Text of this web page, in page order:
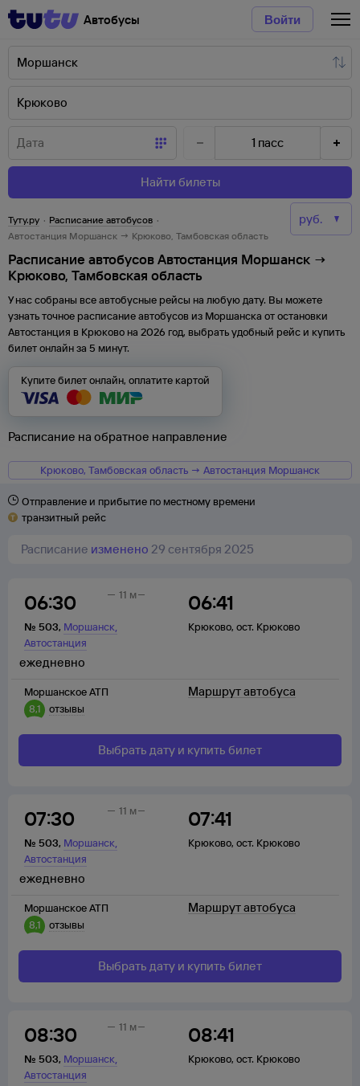
Автобусы Войти
1 пасс
Найти билеты
Туту.ру · Расписание автобусов ·
Автостанция Моршанск → Крюково, Тамбовская область
Расписание автобусов Автостанция Моршанск →
Крюково, Тамбовская область
У нас собраны все автобусные рейсы на любую дату. Вы можете
узнать точное расписание автобусов из Моршанска отостановки
Автостанция в Крюково на 2026 год, выбрать удобный рейс и купить
билет онлайн за 5 минут.
Купите билет онлайн, оплатите картой
Расписание на обратное направление
Крюково, Тамбовская область → Автостанция Моршанск
Отправление и прибытие по местному времени
транзитный рейс
Расписание изменено 29 сентября 2025
06:30
№ 503, Моршанск,
Автостанция
06:41
Крюково, ост. Крюково
11 м
Моршанское АТП
8,1
отзывы
ежедневно
Маршрут автобуса
Выбрать дату и купить билет
07:30
№ 503, Моршанск,
Автостанция
07:41
Крюково, ост. Крюково
11 м
Моршанское АТП
8,1
отзывы
ежедневно
Маршрут автобуса
Выбрать дату и купить билет
08:30
№ 503, Моршанск,
Автостанция
08:41
Крюково, ост. Крюково
11 м